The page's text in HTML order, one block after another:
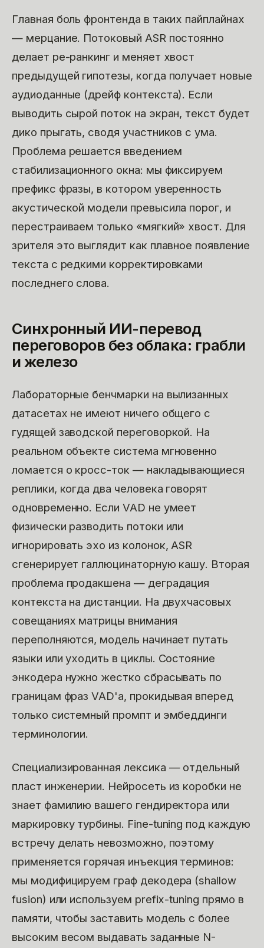
Главная боль фронтенда в таких пайплайнах
— мерцание. Потоковый ASR постоянно
делает ре-ранкинг и меняет хвост
предыдущей гипотезы, когда получает новые
аудиоданные (дрейф контекста). Если
выводить сырой поток на экран, текст будет
дико прыгать, сводя участников с ума.
Проблема решается введением
стабилизационного окна: мы фиксируем
префикс фразы, в котором уверенность
акустической модели превысила порог, и
перестраиваем только «мягкий» хвост. Для
зрителя это выглядит как плавное появление
текста с редкими корректировками
последнего слова.
Синхронный ИИ-перевод
переговоров без облака: грабли
и железо
Лабораторные бенчмарки на вылизанных
датасетах не имеют ничего общего с
гудящей заводской переговоркой. На
реальном объекте система мгновенно
ломается о кросс-ток — накладывающиеся
реплики, когда два человека говорят
одновременно. Если VAD не умеет
физически разводить потоки или
игнорировать эхо из колонок, ASR
сгенерирует галлюцинаторную кашу. Вторая
проблема продакшена — деградация
контекста на дистанции. На двухчасовых
совещаниях матрицы внимания
переполняются, модель начинает путать
языки или уходить в циклы. Состояние
энкодера нужно жестко сбрасывать по
границам фраз VAD'а, прокидывая вперед
только системный промпт и эмбеддинги
терминологии.
Специализированная лексика — отдельный
пласт инженерии. Нейросеть из коробки не
знает фамилию вашего гендиректора или
маркировку турбины. Fine-tuning под каждую
встречу делать невозможно, поэтому
применяется горячая инъекция терминов:
мы модифицируем граф декодера (shallow
fusion) или используем prefix-tuning прямо в
памяти, чтобы заставить модель с более
высоким весом выдавать заданные N-